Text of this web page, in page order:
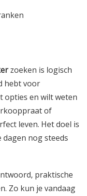
zoeken is logisch
hebt voor
opties en wilt weten
of
leven. Het doel is
dagen nog steeds
praktische
Zo kun je vandaag